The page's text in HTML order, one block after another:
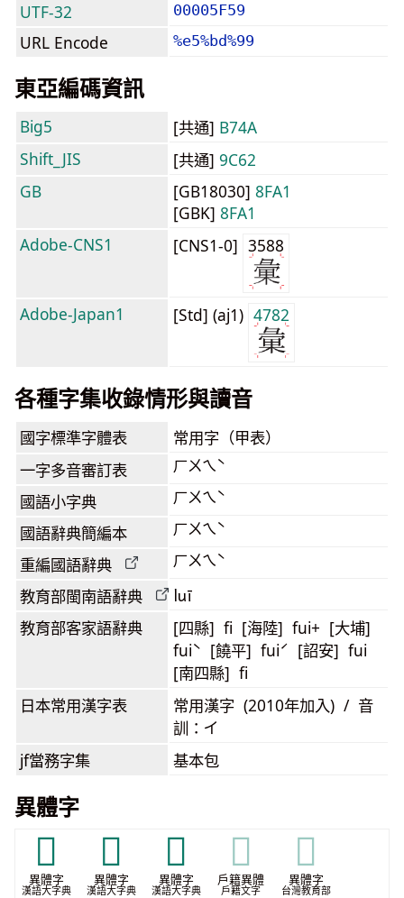
UTF-32 00005F59
URL Encode %e5%bd%99
東亞編碼資訊
Big5 [共通] B74A
Shift_JIS
[共通] 9C62
GB
[GB18030] 8FA1
[GBK] 8FA1
Adobe-CNS1
[CNS1-0] 3588
Adobe-Japan1 [Std] (aj1) 4782
各種字集收錄情形與讀音
國字標準字體表 常用字（甲表）
一字多音審訂表 ㄏㄨㄟˋ
國語小字典 ㄏㄨㄟˋ
國語辭典簡編本 ㄏㄨㄟˋ
重編國語辭典 ㄏㄨㄟˋ
教育部閩南語辭典 luī
教育部客家語辭典
[四縣] fi [海陸] fui+ [大埔]
fuiˋ [饒平] fuiˊ [詔安] fui
[南四縣] fi
日本常用漢字表
常用漢字 (2010年加入) / 音
訓：イ
jf當務字集 基本包
異體字
𡻼
異體字
漢語大字典
𢍖
異體字
漢語大字典
𢑤
異體字
漢語大字典
𢑤
戶籍異體
戶籍文字
𢑤
異體字
台灣教育部